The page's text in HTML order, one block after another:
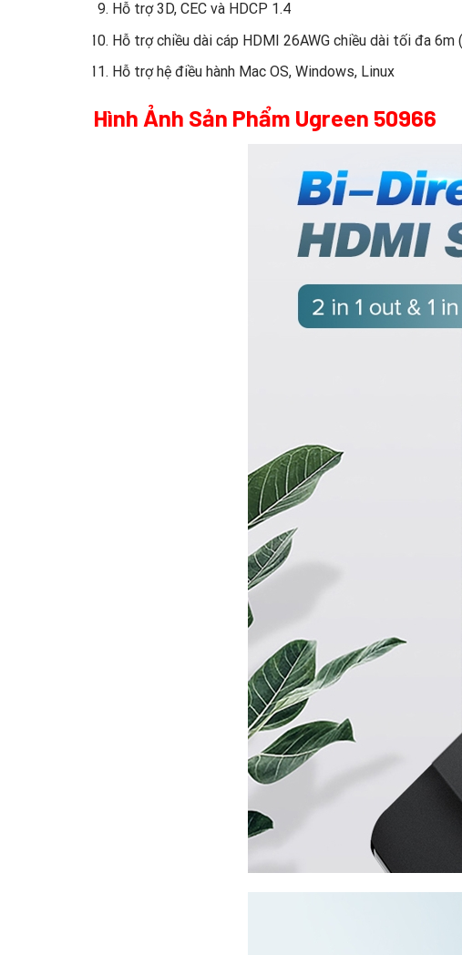
Hỗ trợ 3D, CEC và HDCP 1.4
Hỗ trợ chiều dài cáp HDMI 26AWG chiều dài tối đa
Hỗ trợ hệ điều hành Mac OS, Windows, Linux
Hình Ảnh Sản Phẩm Ugreen 50966